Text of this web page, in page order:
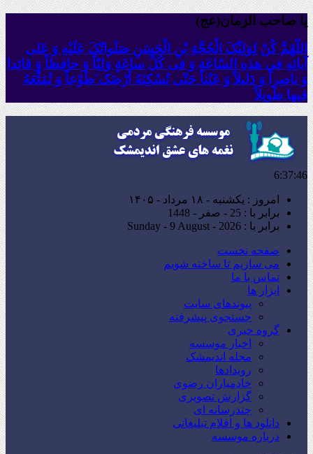
یا صاحب الزمان(عج)
اللّهُمَّ کُنْ لِوَلِیِّکَ الْحُجَّةِ بْنِ الْحَسَنِ صَلَواتُکَ عَلَیْهِ وَ عَلى
آبائِهِ فی هذِهِ السّاعَةِ وَ فی کُلِّ ساعَةٍ وَلِیّاً وَ حافِظاً وَ قائِدا
‏وَ ناصِراً وَ دَلیلاً وَ عَیْناً حَتّى تُسْکِنَهُ أَرْضَک َطَوْعاً وَ تُمَتِّعَهُ
فیها طَویلاً
6:37:47
امروز : یکشنبه - ۱۸ مرداد - ۱۴۰۵
برابر با : 25 - صفر - 1448
برابر با : Sunday - 9 August - 2026
صفحه نخست
می سازیم تا ساخته شویم
تماس با ما
ابزار ها
پیوندهای سایت
جستجوی پیشرفته
گروه خبری
اخبار موسسه
مجله اندیمشک
رویدادها
خادمیاران رضوی
گزارش تصویری
چندرسانه ای
دانلود ها و اقلام تبلیغاتی
درباره موسسه